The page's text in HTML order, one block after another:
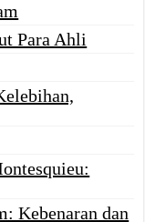
Para Ahli
Kebenaran dan